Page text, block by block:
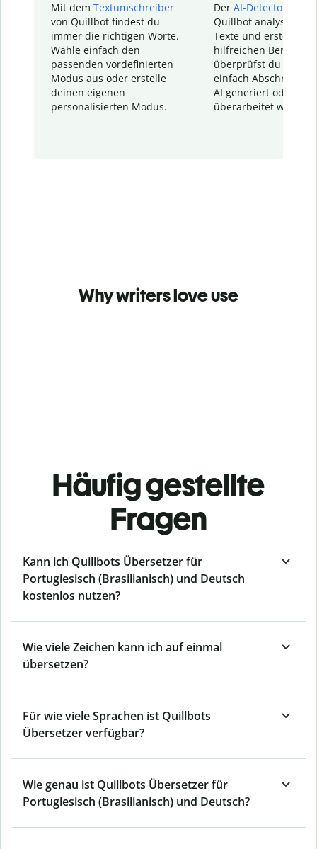
Mit dem Textumschreiber
von Quillbot findest du
immer die richtigen Worte.
Wähle einfach den
passenden vordefinierten
Modus aus oder erstelle
deinen eigenen
personalisierten Modus.
Der AI-Detector
Quillbot analysiert
Texte und erstellt
hilfreichen Bericht.
überprüfst du
einfach Abschnitte,
AI generiert oder
überarbeitet wurden.
Why writers love use
Häufig gestellte
Fragen
Kann ich Quillbots Übersetzer für
Portugiesisch (Brasilianisch) und Deutsch
kostenlos nutzen?
Wie viele Zeichen kann ich auf einmal
übersetzen?
Für wie viele Sprachen ist Quillbots
Übersetzer verfügbar?
Wie genau ist Quillbots Übersetzer für
Portugiesisch (Brasilianisch) und Deutsch?